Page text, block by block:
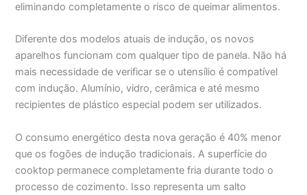
eliminando completamente o risco de queimar alimentos.
Diferente dos modelos atuais de indução, os novos
aparelhos funcionam com qualquer tipo de panela. Não há
mais necessidade de verificar se o utensílio é compatível
com indução. Alumínio, vidro, cerâmica e até mesmo
recipientes de plástico especial podem ser utilizados.
O consumo energético desta nova geração é 40% menor
que os fogões de indução tradicionais. A superfície do
cooktop permanece completamente fria durante todo o
processo de cozimento. Isso representa um salto